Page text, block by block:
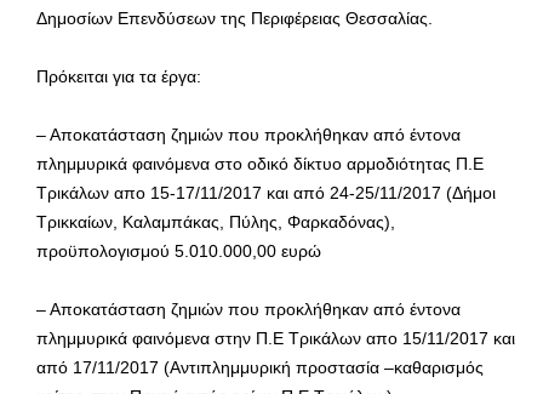
Δημοσίων Επενδύσεων της Περιφέρειας Θεσσαλίας.
Πρόκειται για τα έργα:
– Αποκατάσταση ζημιών που προκλήθηκαν από έντονα
πλημμυρικά φαινόμενα στο οδικό δίκτυο αρμοδιότητας Π.Ε
Τρικάλων απο 15-17/11/2017 και από 24-25/11/2017 (Δήμοι
Τρικκαίων, Καλαμπάκας, Πύλης, Φαρκαδόνας),
προϋπολογισμού 5.010.000,00 ευρώ
– Αποκατάσταση ζημιών που προκλήθηκαν από έντονα
πλημμυρικά φαινόμενα στην Π.Ε Τρικάλων απο 15/11/2017 και
από 17/11/2017 (Αντιπλημμυρική προστασία –καθαρισμός